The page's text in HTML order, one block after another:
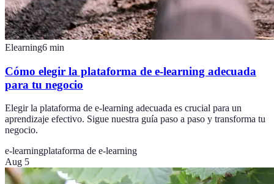
Elearning6 min
Cómo elegir la plataforma de e-learning adecuada
para tu negocio
Elegir la plataforma de e-learning adecuada es crucial para un
aprendizaje efectivo. Sigue nuestra guía paso a paso y transforma tu
negocio.
e-learningplataforma de e-learning
Aug 5